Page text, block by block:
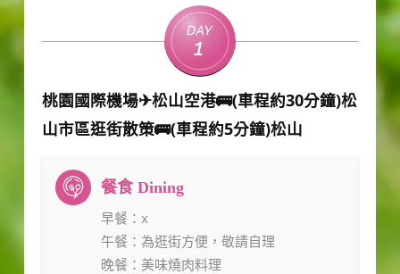
Day
1
桃園國際機場✈松山空港🚌(車程約30分鐘)松
山市區逛街散策🚌(車程約5分鐘)松山
早餐 ：x
午餐 ：為逛街方便，敬請自理
晚餐 ：美味燒肉料理